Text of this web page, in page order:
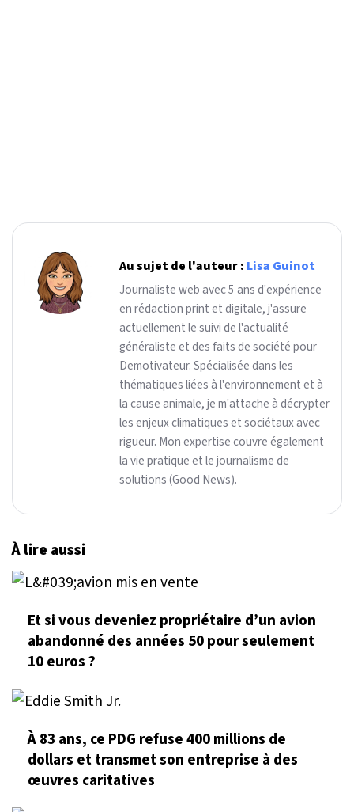
Au sujet de l'auteur : Lisa Guinot
Journaliste web avec 5 ans d'expérience
en rédaction print et digitale, j'assure
actuellement le suivi de l'actualité
généraliste et des faits de société pour
Demotivateur. Spécialisée dans les
thématiques liées à l'environnement et à
la cause animale, je m'attache à décrypter
les enjeux climatiques et sociétaux avec
rigueur. Mon expertise couvre également
la vie pratique et le journalisme de
solutions (Good News).
À lire aussi
Et si vous deveniez propriétaire d’un avion
abandonné des années 50 pour seulement
10 euros ?
À 83 ans, ce PDG refuse 400 millions de
dollars et transmet son entreprise à des
œuvres caritatives